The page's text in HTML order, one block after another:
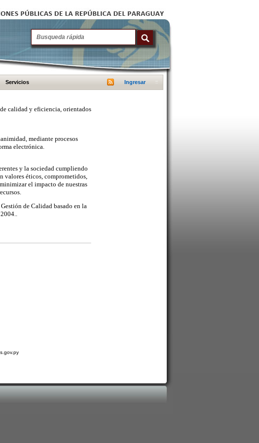
Servicios Ingresar
calidad y eficiencia, orientados
mediante procesos
electrónica.
y la sociedad cumpliendo
valores éticos, comprometidos,
el impacto de nuestras
de Calidad basado en la